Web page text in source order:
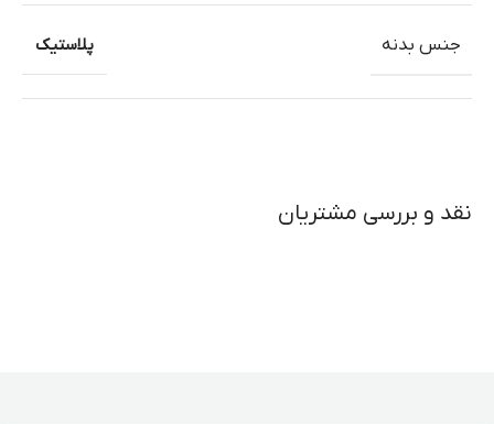
جنس بدنه پلاستیک
نقد و بررسی مشتریان